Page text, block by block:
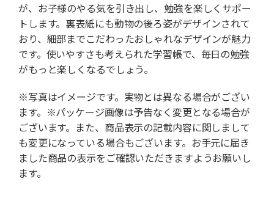
が、お子様のやる気を引き出し、勉強を楽しくサポー
トします。裏表紙にも動物の後ろ姿がデザインされて
おり、細部までこだわったおしゃれなデザインが魅力
です。使いやすさも考えられた学習帳で、毎日の勉強
がもっと楽しくなるでしょう。
※写真はイメージです。実物とは異なる場合がござい
ます。※パッケージ画像は予告なく変更となる場合が
ございます。また、商品表示の記載内容に関しまして
も変更になっている場合もございます。お手元に届き
ました商品の表示をご確認いただきますようお願いし
ます。